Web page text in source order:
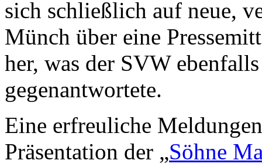
sich schließlich auf neue,
Münch über eine
her, was der SVW
gegenantwortete.
Eine erfreuliche
Präsentation der „Söhne